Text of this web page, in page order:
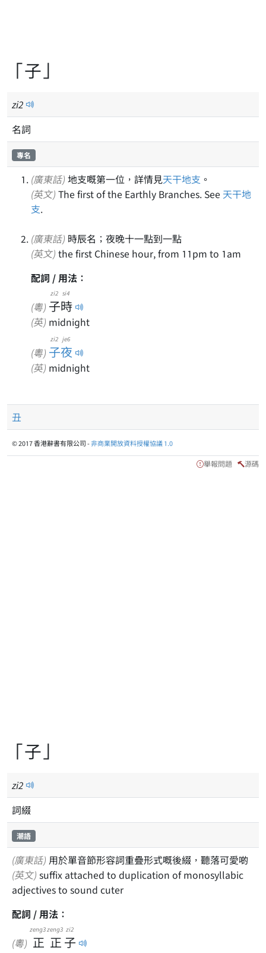
「子」
zi2
名詞
專名
(廣東話) 地支嘅第一位，詳情見天干地支 。
(英文) The first of the Earthly Branches. See 天干地
支.
(廣東話) 時辰名；夜晚十一點到一點
(英文) the first Chinese hour, from 11pm to 1am
配詞 / 用法：
(粵) 子
zi2
時
si4
(英) midnight
(粵) 子夜
zi2 je6
(英) midnight
丑
© 2017 香港辭書有限公司 -非商業開放資料授權協議 1.0
舉報問題 源碼
「子」
zi2
詞綴
潮語
(廣東話) 用於單音節形容詞重疊形式嘅後綴，聽落可愛啲
(英文)
adjectives to sound cuter
配詞 / 用法：
(粵) 正
zeng3
正
zeng3
子
zi2